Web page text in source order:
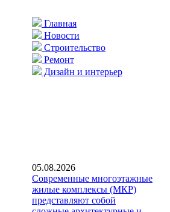
Главная
Новости
Строительство
Ремонт
Дизайн и интерьер
05.08.2026
Современные многоэтажные
жилые комплексы (МКР)
представляют собой